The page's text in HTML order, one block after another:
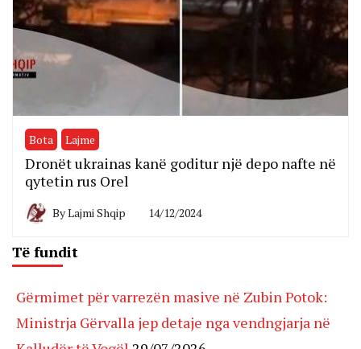
Bota Lajme
Dronët ukrainas kanë goditur një depo nafte në
qytetin rus Orel
ByLajmi Shqip 14/12/2024
Të fundit
Gërmimet për varrezën masive në Zubin Potok:
Ministrja Gërvalla jep detaje nga vendngjarja në